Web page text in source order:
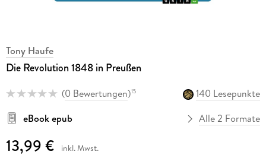
Tony Haufe
Die Revolution 1848 in Preußen
(0 Bewertungen)15
140 Lesepunkte
eBook epub
Alle 2 Formate
13,99 € inkl. Mwst.